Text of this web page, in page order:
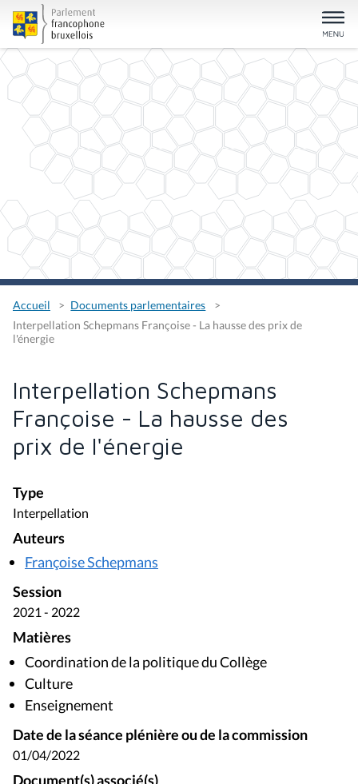
Accueil
Documents parlementaires
Interpellation Schepmans Françoise - La hausse des prix de
l'énergie
Interpellation Schepmans
Françoise - La hausse des
prix de l'énergie
Type
Interpellation
Auteurs
Françoise Schepmans
Session
2021 - 2022
Matières
Coordination de la politique du Collège
Culture
Enseignement
Date de la séance plénière ou de la commission
01/04/2022
Document(s) associé(s)